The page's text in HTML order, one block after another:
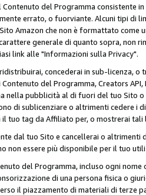
del Programma consistente
errato, o fuorviante. Alcuni tipi di
Amazon che non è formattato
generale di quanto sopra, non
link alle "Informazioni sulla Privacy".
concederai in sub-licenza,
del Programma, Creators
nella pubblicità al di fuori del tuo Sito
di sublicenziare o altrimenti cedere i
tuo tag da Affiliato per, o mostrerai tali
dal tuo Sito e cancellerai o
non essere più disponibile per il tuo
del Programma, incluso ogni
di una persona fisica o
il piazzamento di materiali di terze